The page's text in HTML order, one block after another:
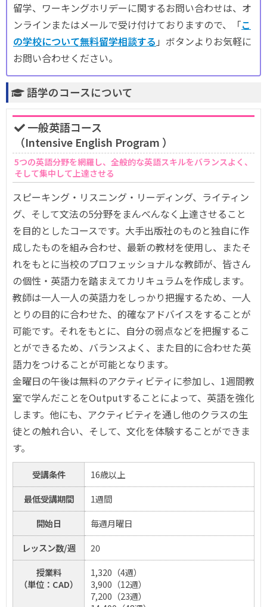
留学、ワーキングホリデーに関するお問い合わせは、オ
ンラインまたはメールで受け付けておりますので、「こ
の学校について無料留学相談する 」ボタンよりお気軽に
お問い合わせください。
語学のコースについて
一般英語コース
（Intensive English Program ）
5つの英語分野を網羅し、全般的な英語スキルをバランスよく、
そして集中して上達させる
スピーキング・リスニング・リーディング、ライティン
グ、そして文法の5分野をまんべんなく上達させること
を目的としたコースです。大手出版社のものと独自に作
成したものを組み合わせ、最新の教材を使用し、またそ
れをもとに当校のプロフェッショナルな教師が、皆さん
の個性・英語力を踏まえてカリキュラムを作成します。
教師は一人一人の英語力をしっかり把握するため、一人
とりの目的に合わせた、的確なアドバイスをすることが
可能です。それをもとに、自分の弱点などを把握するこ
とができるため、バランスよく、また目的に合わせた英
語力をつけることが可能となります。
金曜日の午後は無料のアクティビティに参加し、1週間教
室で学んだことをOutputすることによって、英語を強化
します。他にも、アクティビティを通し他のクラスの生
徒との触れ合い、そして、文化を体験することができま
す。
受講条件
16歳以上
最低受講期間
1週間
開始日
毎週月曜日
レッスン数/週
20
授業料
（単位：CAD）
1,320（4週）
3,900（12週）
7,200（23週）